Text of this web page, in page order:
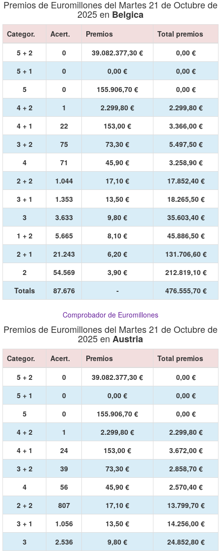
Premios de Euromillones del Martes 21 de Octubre de
2025 en Belgica
Categor. Acert. Premios
Total premios
5 + 2
0 39.082.377,30 €
0,00 €
5 + 1
0 0,00 €
0,00 €
5
0 155.906,70 €
0,00 €
4 + 2
1 2.299,80 €
2.299,80 €
4 + 1
22 153,00 €
3.366,00 €
3 + 2
75 73,30 €
5.497,50 €
4
71 45,90 €
3.258,90 €
2 + 2
1.044 17,10 €
17.852,40 €
3 + 1
1.353 13,50 €
18.265,50 €
3
3.633 9,80 €
35.603,40 €
1 + 2
5.665 8,10 €
45.886,50 €
2 + 1
21.243 6,20 €
131.706,60 €
2
54.569 3,90 €
212.819,10 €
Totals
87.676 - 476.555,70 €
Comprobador de Euromillones
Premios de Euromillones del Martes 21 de Octubre de
2025 en Austria
Categor. Acert. Premios
Total premios
5 + 2
0 39.082.377,30 €
0,00 €
5 + 1
0 0,00 €
0,00 €
5
0 155.906,70 €
0,00 €
4 + 2
1 2.299,80 €
2.299,80 €
4 + 1
24 153,00 €
3.672,00 €
3 + 2
39 73,30 €
2.858,70 €
4
56 45,90 €
2.570,40 €
2 + 2
807 17,10 €
13.799,70 €
3 + 1
1.056 13,50 €
14.256,00 €
3
2.536 9,80 €
24.852,80 €